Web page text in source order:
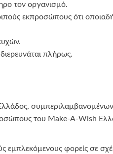
τον οργανισμό.
εκπροσώπους ότι
πλήρως.
του Make-A-Wish
εμπλεκόμενους φορείς σε